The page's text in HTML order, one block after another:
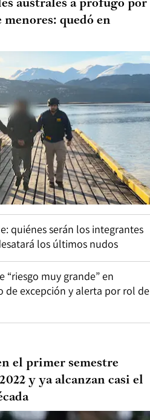
australes a prófugo por
quedó en
quiénes serán los integrantes
los últimos nudos
“riesgo muy grande” en
de excepción y alerta por rol de
el primer semestre
y ya alcanzan casi el